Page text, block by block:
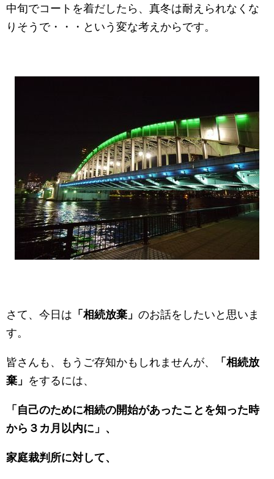
中旬でコートを着だしたら、真冬は耐えられなくな
りそうで・・・という変な考えからです。
さて、今日は 「相続放棄」 のお話をしたいと思いま
す。
皆さんも、もうご存知かもしれませんが、
「相続放
棄」 をするには、
「自己のために相続の開始があったことを知った時
から３カ月以内に」、
家庭裁判所に対して、